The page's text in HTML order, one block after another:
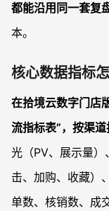
都能沿用同一套复
本。
核心数据指标
在拾境云数字门店
流指标表”，按渠
光（PV、展示量
击、加购、收藏）
单数、核销数、成